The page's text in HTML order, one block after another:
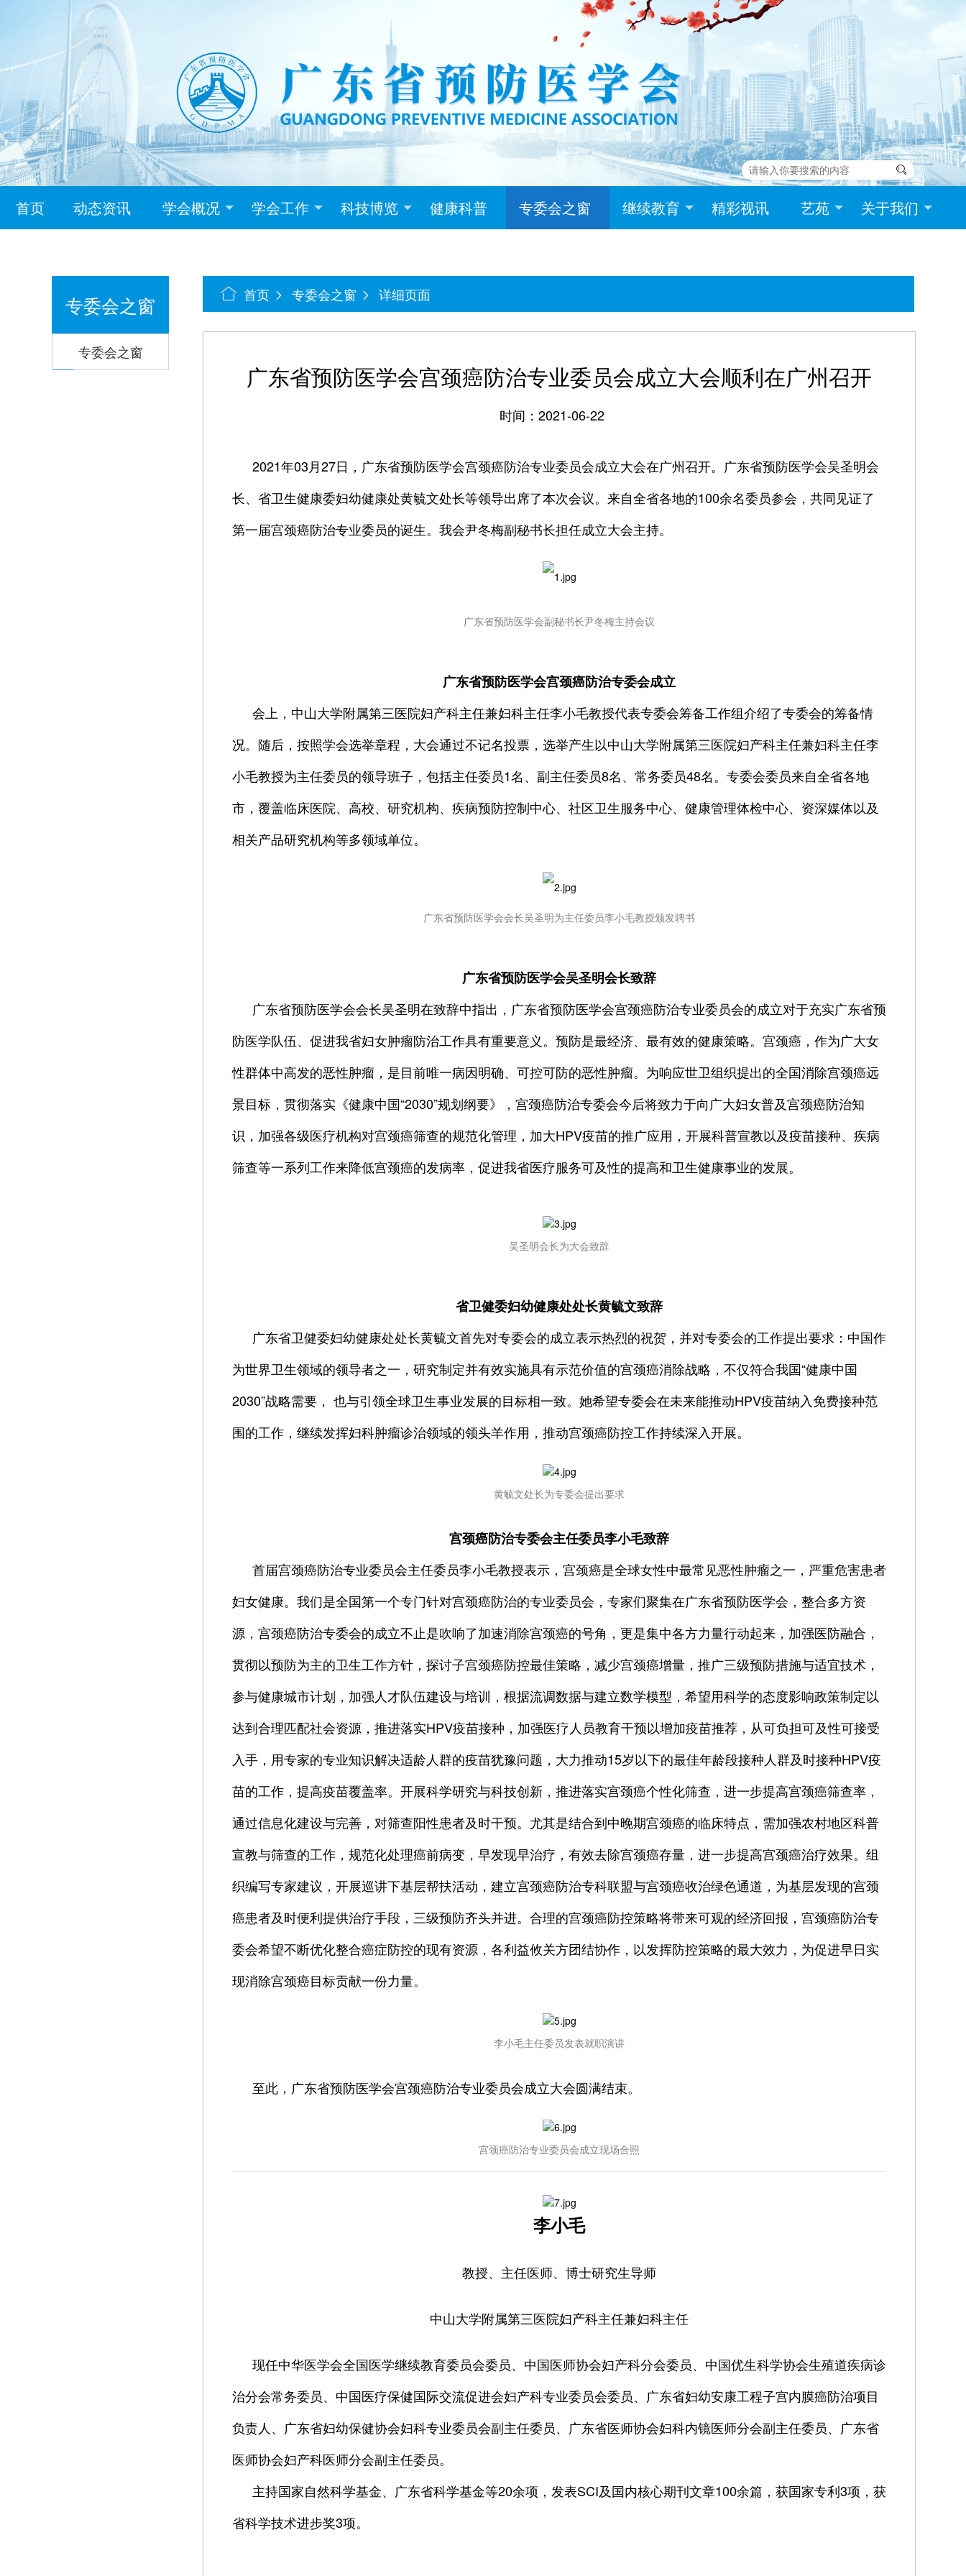

首页 动态资讯 学会概况 学会工作 科技博览 健康科普 专委会之窗 继续教育 精彩视讯 艺苑 关于我们
专委会之窗
专委会之窗
首页 专委会之窗 详细页面
广东省预防医学会宫颈癌防治专业委员会成立大会顺利在广州召开
时间：2021-06-22
2021年03月27日，广东省预防医学会宫颈癌防治专业委员会成立大会在广州召开。广东省预防医学会吴圣明会
长、省卫生健康委妇幼健康处黄毓文处长等领导出席了本次会议。来自全省各地的100余名委员参会，共同见证了
第一届宫颈癌防治专业委员的诞生。我会尹冬梅副秘书长担任成立大会主持。
广东省预防医学会副秘书长尹冬梅主持会议
广东省预防医学会宫颈癌防治专委会成立
会上，中山大学附属第三医院妇产科主任兼妇科主任李小毛教授代表专委会筹备工作组介绍了专委会的筹备情
况。随后，按照学会选举章程，大会通过不记名投票，选举产生以中山大学附属第三医院妇产科主任兼妇科主任李
小毛教授为主任委员的领导班子，包括主任委员1名、副主任委员8名、常务委员48名。专委会委员来自全省各地
市，覆盖临床医院、高校、研究机构、疾病预防控制中心、社区卫生服务中心、健康管理体检中心、资深媒体以及
相关产品研究机构等多领域单位。
广东省预防医学会会长吴圣明为主任委员李小毛教授颁发聘书
广东省预防医学会吴圣明会长致辞
广东省预防医学会会长吴圣明在致辞中指出，广东省预防医学会宫颈癌防治专业委员会的成立对于充实广东省预
防医学队伍、促进我省妇女肿瘤防治工作具有重要意义。预防是最经济、最有效的健康策略。宫颈癌，作为广大女
性群体中高发的恶性肿瘤，是目前唯一病因明确、可控可防的恶性肿瘤。为响应世卫组织提出的全国消除宫颈癌远
景目标，贯彻落实《健康中国“2030”规划纲要》，宫颈癌防治专委会今后将致力于向广大妇女普及宫颈癌防治知
识，加强各级医疗机构对宫颈癌筛查的规范化管理，加大HPV疫苗的推广应用，开展科普宣教以及疫苗接种、疾病
筛查等一系列工作来降低宫颈癌的发病率，促进我省医疗服务可及性的提高和卫生健康事业的发展。
吴圣明会长为大会致辞
省卫健委妇幼健康处处长黄毓文致辞
广东省卫健委妇幼健康处处长黄毓文首先对专委会的成立表示热烈的祝贺，并对专委会的工作提出要求：中国作
为世界卫生领域的领导者之一，研究制定并有效实施具有示范价值的宫颈癌消除战略，不仅符合我国“健康中国
2030”战略需要， 也与引领全球卫生事业发展的目标相一致。她希望专委会在未来能推动HPV疫苗纳入免费接种范
围的工作，继续发挥妇科肿瘤诊治领域的领头羊作用，推动宫颈癌防控工作持续深入开展。
黄毓文处长为专委会提出要求
宫颈癌防治专委会主任委员李小毛致辞
首届宫颈癌防治专业委员会主任委员李小毛教授表示，宫颈癌是全球女性中最常见恶性肿瘤之一，严重危害患者
妇女健康。我们是全国第一个专门针对宫颈癌防治的专业委员会，专家们聚集在广东省预防医学会，整合多方资
源，宫颈癌防治专委会的成立不止是吹响了加速消除宫颈癌的号角，更是集中各方力量行动起来，加强医防融合，
贯彻以预防为主的卫生工作方针，探讨子宫颈癌防控最佳策略，减少宫颈癌增量，推广三级预防措施与适宜技术，
参与健康城市计划，加强人才队伍建设与培训，根据流调数据与建立数学模型，希望用科学的态度影响政策制定以
达到合理匹配社会资源，推进落实HPV疫苗接种，加强医疗人员教育干预以增加疫苗推荐，从可负担可及性可接受
入手，用专家的专业知识解决适龄人群的疫苗犹豫问题，大力推动15岁以下的最佳年龄段接种人群及时接种HPV疫
苗的工作，提高疫苗覆盖率。开展科学研究与科技创新，推进落实宫颈癌个性化筛查，进一步提高宫颈癌筛查率，
通过信息化建设与完善，对筛查阳性患者及时干预。尤其是结合到中晚期宫颈癌的临床特点，需加强农村地区科普
宣教与筛查的工作，规范化处理癌前病变，早发现早治疗，有效去除宫颈癌存量，进一步提高宫颈癌治疗效果。组
织编写专家建议，开展巡讲下基层帮扶活动，建立宫颈癌防治专科联盟与宫颈癌收治绿色通道，为基层发现的宫颈
癌患者及时便利提供治疗手段，三级预防齐头并进。合理的宫颈癌防控策略将带来可观的经济回报，宫颈癌防治专
委会希望不断优化整合癌症防控的现有资源，各利益攸关方团结协作，以发挥防控策略的最大效力，为促进早日实
现消除宫颈癌目标贡献一份力量。
李小毛主任委员发表就职演讲
至此，广东省预防医学会宫颈癌防治专业委员会成立大会圆满结束。
宫颈癌防治专业委员会成立现场合照
李小毛
教授、主任医师、博士研究生导师
中山大学附属第三医院妇产科主任兼妇科主任
现任中华医学会全国医学继续教育委员会委员、中国医师协会妇产科分会委员、中国优生科学协会生殖道疾病诊
治分会常务委员、中国医疗保健国际交流促进会妇产科专业委员会委员、广东省妇幼安康工程子宫内膜癌防治项目
负责人、广东省妇幼保健协会妇科专业委员会副主任委员、广东省医师协会妇科内镜医师分会副主任委员、广东省
医师协会妇产科医师分会副主任委员。
主持国家自然科学基金、广东省科学基金等20余项，发表SCI及国内核心期刊文章100余篇，获国家专利3项，获
省科学技术进步奖3项。